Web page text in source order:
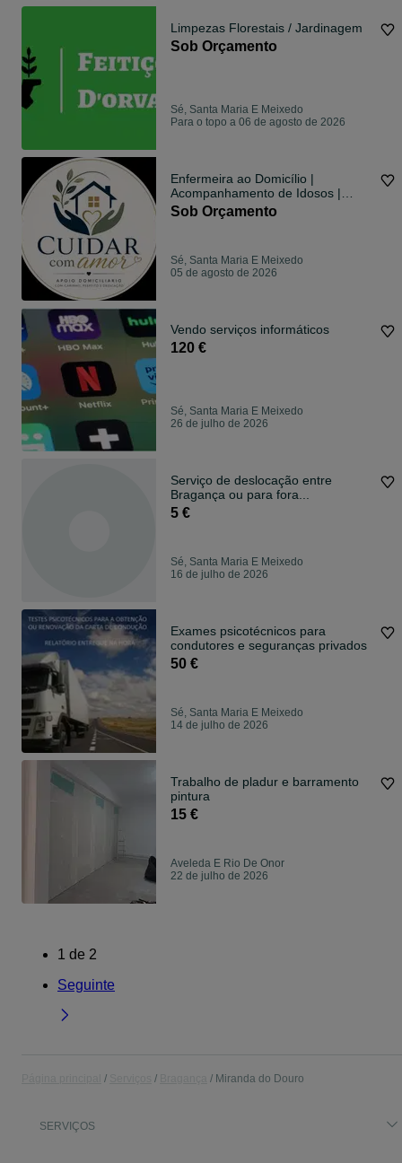
Limpezas Florestais / Jardinagem
Sob Orçamento
Sé, Santa Maria E Meixedo
Para o topo a 06 de agosto de 2026
Enfermeira ao Domicílio |
Acompanhamento de Idosos |
Cuidados de Enfermagem |
Bragança
Sob Orçamento
Sé, Santa Maria E Meixedo
05 de agosto de 2026
Vendo serviços informáticos
120 €
Sé, Santa Maria E Meixedo
26 de julho de 2026
Serviço de deslocação entre
Bragança ou para fora...
5 €
Sé, Santa Maria E Meixedo
16 de julho de 2026
Exames psicotécnicos para
condutores e seguranças privados
50 €
Sé, Santa Maria E Meixedo
14 de julho de 2026
Trabalho de pladur e barramento
pintura
15 €
Aveleda E Rio De Onor
22 de julho de 2026
1 de 2
Seguinte
Miranda do Douro
SERVIÇOS